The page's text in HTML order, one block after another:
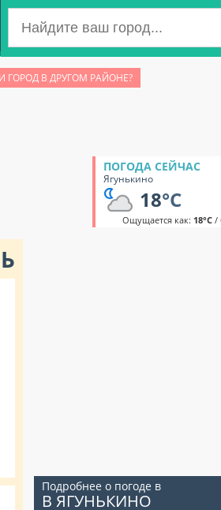
ГОРОД В ДРУГОМ РАЙОНЕ?
ПОГОДА СЕЙЧАС
Ягунькино
18°C
Ощущается как: 18°C/
Подробнее о погоде в
В ЯГУНЬКИНО